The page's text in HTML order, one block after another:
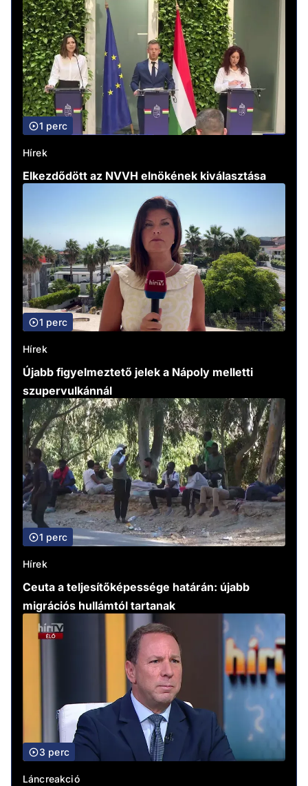
1 perc
Hírek
Elkezdődött az NVVH elnökének kiválasztása
1 perc
Hírek
Újabb figyelmeztető jelek a Nápoly melletti
szupervulkánnál
1 perc
Hírek
Ceuta a teljesítőképessége határán: újabb
migrációs hullámtól tartanak
3 perc
Láncreakció